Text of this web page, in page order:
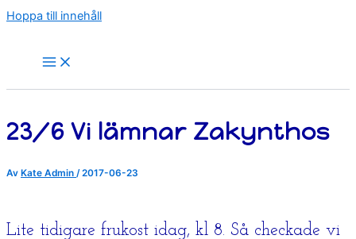
Hoppa till innehåll
23/6 Vi lämnar Zakynthos
Av Kate Admin /2017-06-23
Lite tidigare frukost idag, kl 8. Så checkade vi